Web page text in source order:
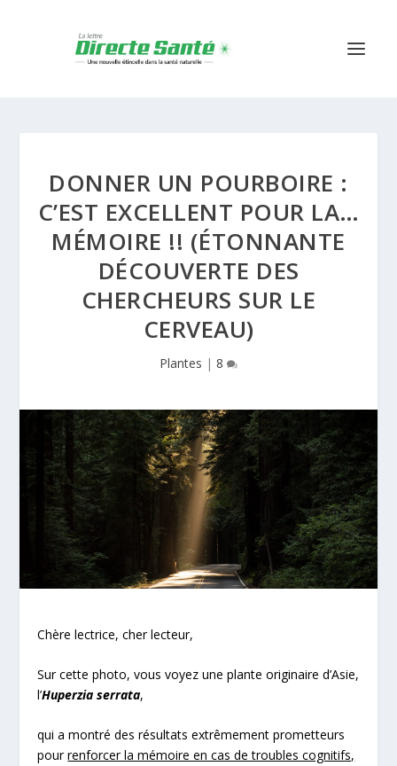
DONNER UN POURBOIRE :
C’EST EXCELLENT POUR LA…
MÉMOIRE !! (ÉTONNANTE
DÉCOUVERTE DES
CHERCHEURS SUR LE
CERVEAU)
Plantes | 8
Chère lectrice, cher lecteur,
Sur cette photo, vous voyez une plante originaire d’Asie,
l’Huperzia serrata,
qui a montré des résultats extrêmement prometteurs
pourrenforcer la mémoire en cas de troubles cognitifs,